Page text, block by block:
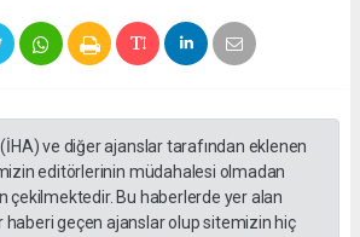
ve diğer ajanslar tarafından eklenen
editörlerinin müdahalesi olmadan
çekilmektedir. Bu haberlerde yer alan
haberi geçen ajanslar olup sitemizin hiç